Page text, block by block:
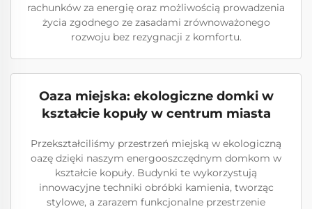
rachunków za energię oraz możliwością prowadzenia
życia zgodnego ze zasadami zrównoważonego
rozwoju bez rezygnacji z komfortu.
Oaza miejska: ekologiczne domki w
kształcie kopuły w centrum miasta
Przekształciliśmy przestrzeń miejską w ekologiczną
oazę dzięki naszym energooszczędnym domkom w
kształcie kopuły. Budynki te wykorzystują
innowacyjne techniki obróbki kamienia, tworząc
stylowe, a zarazem funkcjonalne przestrzenie